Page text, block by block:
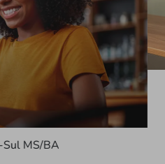
14.611/2023.
Salarial.